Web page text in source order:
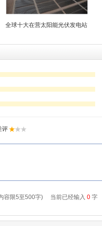
全球十大在营太阳能光伏发电站